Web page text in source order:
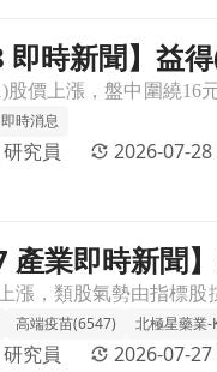
，低碳MDI長線題材
即時新聞】益
氛濃
即時消息
究員 2026-07-
，藥華藥領軍點亮市場
產業即時新聞
高端疫苗(6547) 北極星藥業-
究員 2026-07-